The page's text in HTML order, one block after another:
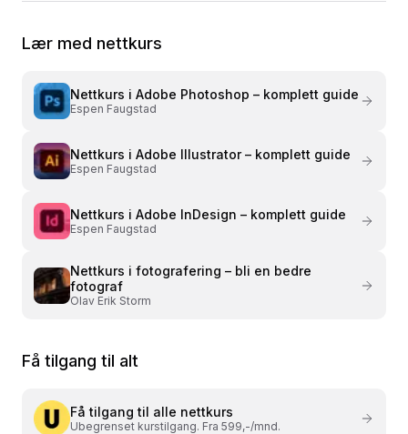
Lær med nettkurs
Nettkurs i Adobe Photoshop – komplett guide
Espen Faugstad
Nettkurs i Adobe Illustrator – komplett guide
Espen Faugstad
Nettkurs i Adobe InDesign – komplett guide
Espen Faugstad
Nettkurs i fotografering – bli en bedre
fotograf
Olav Erik Storm
Få tilgang til alt
Få tilgang til alle nettkurs
Ubegrenset kurstilgang. Fra 599,-/mnd.